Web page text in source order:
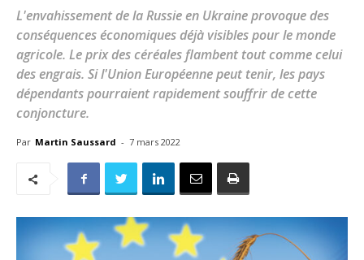
L'envahissement de la Russie en Ukraine provoque des
conséquences économiques déjà visibles pour le monde
agricole. Le prix des céréales flambent tout comme celui
des engrais. Si l'Union Européenne peut tenir, les pays
dépendants pourraient rapidement souffrir de cette
conjoncture.
Par Martin Saussard - 7 mars 2022